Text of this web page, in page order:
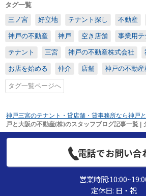
タグ一覧
三ノ宮
好立地 テナント探し 不動産
神戸の不動産 神戸 空き店舗 事業用テ
テナント 三宮 神戸の不動産株式会社
お店を始める 仲介 店舗 神戸の不動産
タグ一覧ページへ
神戸三宮のテナント・貸店舗・貸事務所なら神戸
戸と大阪の不動産(株)のスタッフブログ記事一覧 |
電話でお問い合
営業時間
定休日: 日・祝